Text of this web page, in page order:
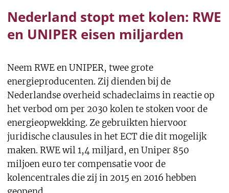
Nederland stopt met kolen: RWE
en UNIPER eisen miljarden
Neem RWE en UNIPER, twee grote
energieproducenten. Zij dienden bij de
Nederlandse overheid schadeclaims in reactie op
het verbod om per 2030 kolen te stoken voor de
energieopwekking. Ze gebruikten hiervoor
juridische clausules in het ECT die dit mogelijk
maken. RWE wil 1,4 miljard, en Uniper 850
miljoen euro ter compensatie voor de
kolencentrales die zij in 2015 en 2016 hebben